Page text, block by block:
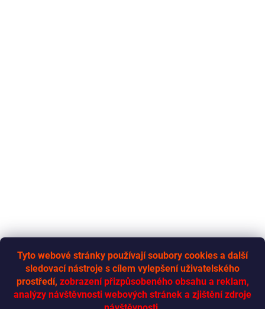
Tyto webové stránky používají soubory cookies a další
sledovací nástroje s cílem vylepšení uživatelského
prostředí, zobrazení přizpůsobeného obsahu a reklam,
analýzy návštěvnosti webových stránek a zjištění zdroje
RYCHLÁ-DODÁVKA.CZ